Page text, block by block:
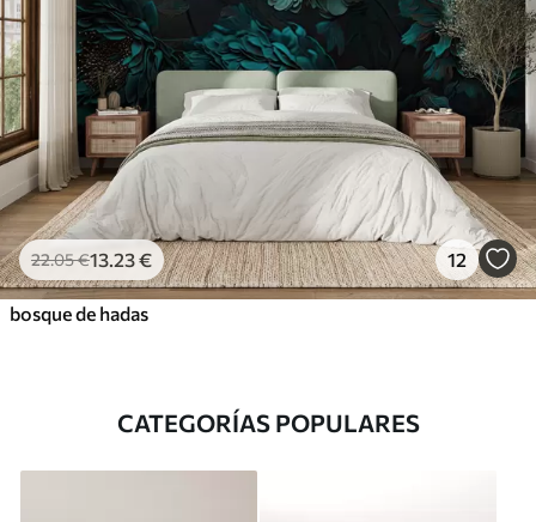
22.05€13 .23€ 12
bosque de hadas
CATEGORÍAS POPULARES